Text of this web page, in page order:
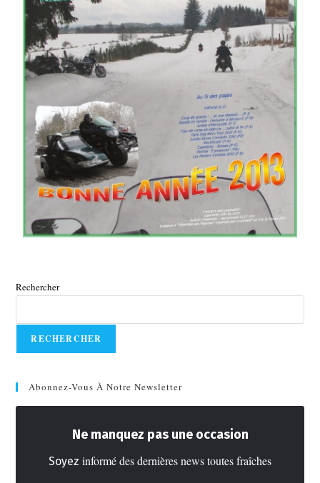
Rechercher
RECHERCHER
Abonnez-Vous À Notre Newsletter
Ne manquez pas une occasion
Soyez informé des dernières news toutes fraîches